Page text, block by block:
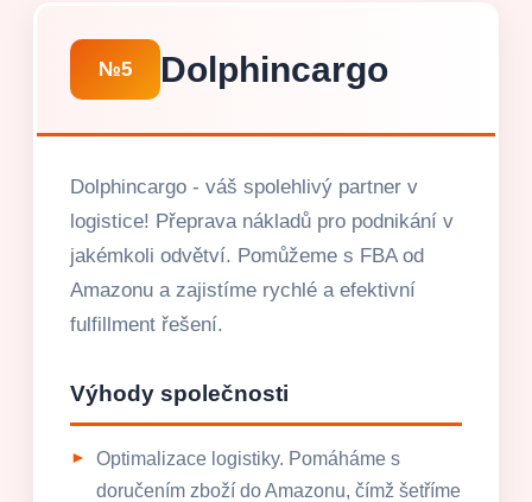
№5 Dolphincargo
Dolphincargo - váš spolehlivý partner v
logistice! Přeprava nákladů pro podnikání v
jakémkoli odvětví. Pomůžeme s FBA od
Amazonu a zajistíme rychlé a efektivní
fulfillment řešení.
Výhody společnosti
Optimalizace logistiky. Pomáháme s
doručením zboží do Amazonu, čímž šetříme